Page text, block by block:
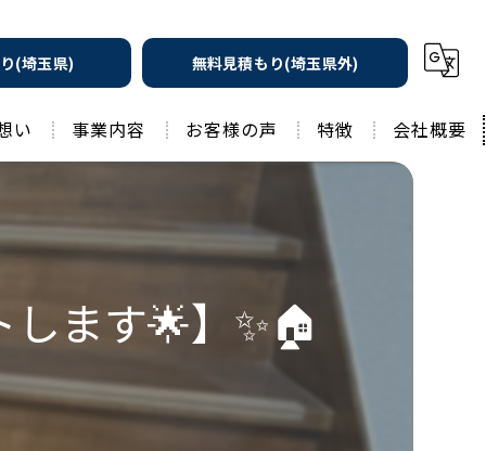
(埼玉県) 無料見積もり(埼玉県外)
い 事業内容
水回りリフォーム
お客様の声 特徴
工務店
リノベーション
水回り
外壁塗装
会社概要
ます🌟】✨🏠